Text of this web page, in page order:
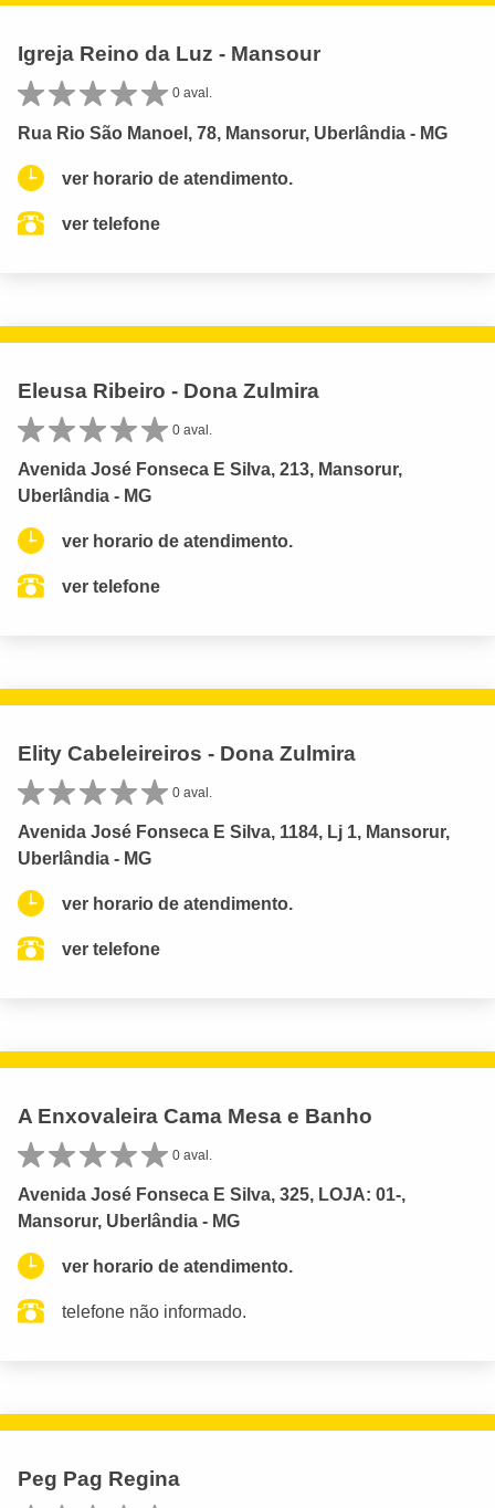
Igreja Reino da Luz - Mansour
0 aval.
Rua Rio São Manoel, 78, Mansorur, Uberlândia - MG
ver horario de atendimento.
ver telefone
Eleusa Ribeiro - Dona Zulmira
0 aval.
Avenida José Fonseca E Silva, 213, Mansorur,
Uberlândia - MG
ver horario de atendimento.
ver telefone
Elity Cabeleireiros - Dona Zulmira
0 aval.
Avenida José Fonseca E Silva, 1184, Lj 1, Mansorur,
Uberlândia - MG
ver horario de atendimento.
ver telefone
A Enxovaleira Cama Mesa e Banho
0 aval.
Avenida José Fonseca E Silva, 325, LOJA: 01-,
Mansorur, Uberlândia - MG
ver horario de atendimento.
telefone não informado.
Peg Pag Regina